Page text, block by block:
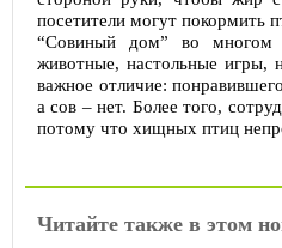
посетители могут
“Совиный дом” во многом
животные, настольные игры,
важное отличие:
а сов – нет. Более того,
потому что хищных птиц
Читайте также в этом